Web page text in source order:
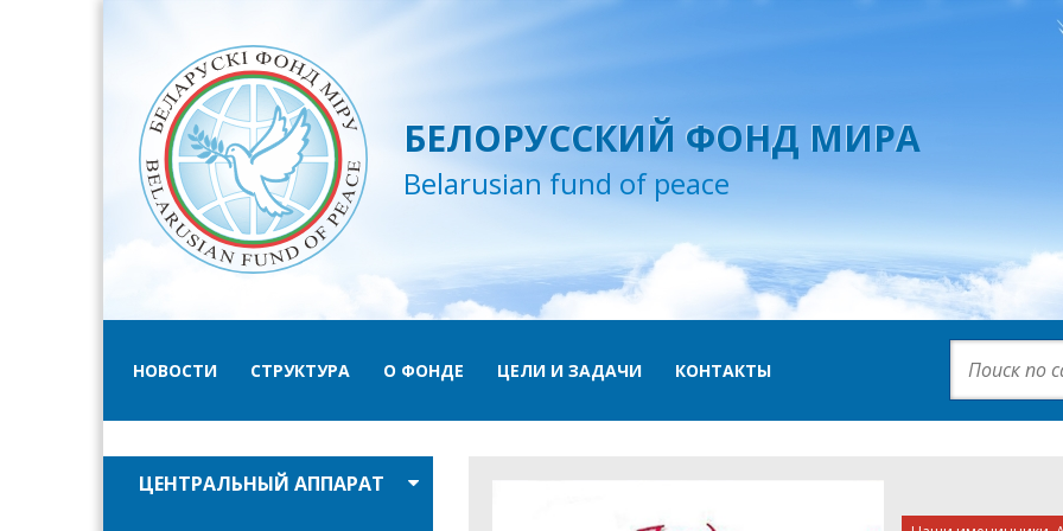
БЕЛОРУССКИЙ ФОНД МИРА
Belarusian fund of peace
НОВОСТИ СТРУКТУРА О ФОНДЕ ЦЕЛИ И ЗАДАЧИ КОНТАКТЫ
ЦЕНТРАЛЬНЫЙ АППАРАТ